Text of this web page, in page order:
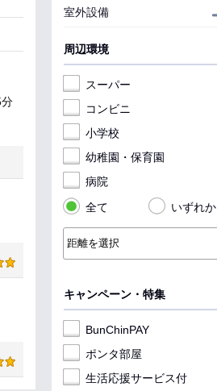
室外設備
周辺環境
スーパー
コンビニ
小学校
幼稚園・保育園
病院
全て
いずれか
キャンペーン・特集
BunChinPAY
ポンタ部屋
生活応援サービス付